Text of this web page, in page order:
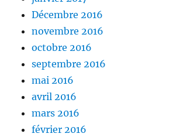
Décembre 2016
novembre 2016
octobre 2016
septembre 2016
mai 2016
avril 2016
mars 2016
février 2016